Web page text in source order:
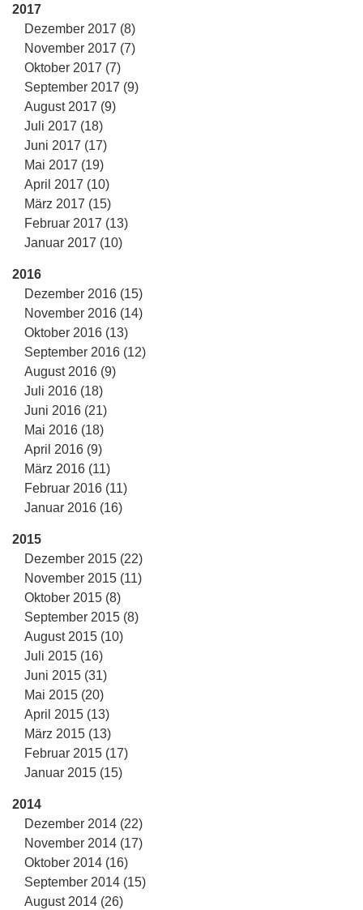
2017
Dezember 2017 (8)
November 2017 (7)
Oktober 2017 (7)
September 2017 (9)
August 2017 (9)
Juli 2017 (18)
Juni 2017 (17)
Mai 2017 (19)
April 2017 (10)
März 2017 (15)
Februar 2017 (13)
Januar 2017 (10)
2016
Dezember 2016 (15)
November 2016 (14)
Oktober 2016 (13)
September 2016 (12)
August 2016 (9)
Juli 2016 (18)
Juni 2016 (21)
Mai 2016 (18)
April 2016 (9)
März 2016 (11)
Februar 2016 (11)
Januar 2016 (16)
2015
Dezember 2015 (22)
November 2015 (11)
Oktober 2015 (8)
September 2015 (8)
August 2015 (10)
Juli 2015 (16)
Juni 2015 (31)
Mai 2015 (20)
April 2015 (13)
März 2015 (13)
Februar 2015 (17)
Januar 2015 (15)
2014
Dezember 2014 (22)
November 2014 (17)
Oktober 2014 (16)
September 2014 (15)
August 2014 (26)